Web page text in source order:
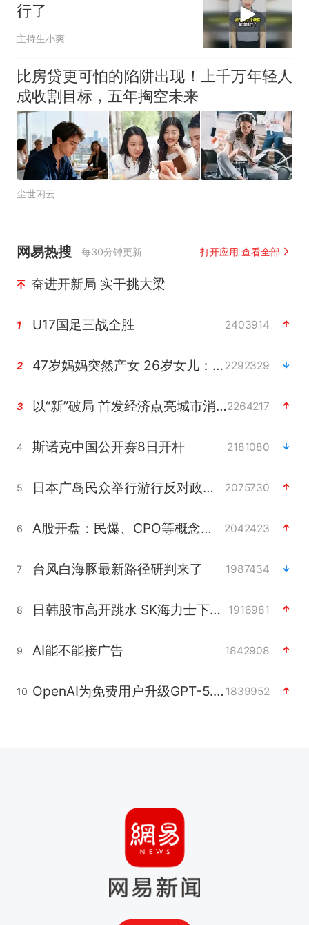
行了
主持生小爽
比房贷更可怕的陷阱出现！上千万年轻人
成收割目标，五年掏空未来
尘世闲云
网易热搜 每30分钟更新 打开应用 查看全部
奋进开新局 实干挑大梁
1 U17国足三战全胜 2403914
2 47岁妈妈突然产女 26岁女儿：很震惊 2292329
3 以“新”破局 首发经济点亮城市消费活力2264217
4 斯诺克中国公开赛8日开杆 2181080
5 日本广岛民众举行游行反对政府行径 2075730
6 A股开盘：民爆、CPO等概念走强 2042423
7 台风白海豚最新路径研判来了 1987434
8 日韩股市高开跳水 SK海力士下挫转跌 1916981
9 AI能不能接广告 1842908
10 OpenAI为免费用户升级GPT-5.6 Luna 1839952